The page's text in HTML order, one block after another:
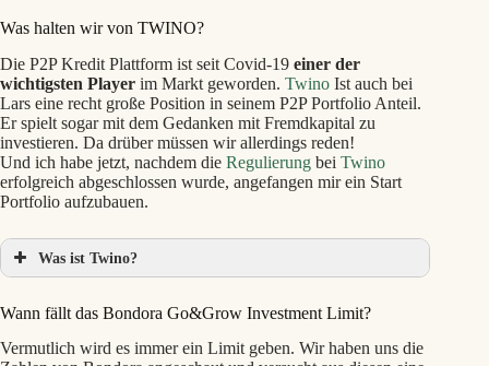
Was halten wir von TWINO?
Die P2P Kredit Plattform ist seit Covid-19 einer der
wichtigsten Player im Markt geworden. Twino Ist auch bei
Lars eine recht große Position in seinem P2P Portfolio Anteil.
Er spielt sogar mit dem Gedanken mit Fremdkapital zu
investieren. Da drüber müssen wir allerdings reden!
Und ich habe jetzt, nachdem die Regulierung bei Twino
erfolgreich abgeschlossen wurde, angefangen mir ein Start
Portfolio aufzubauen.
Was ist Twino?
Wann fällt das Bondora Go&Grow Investment Limit?
Vermutlich wird es immer ein Limit geben. Wir haben uns die